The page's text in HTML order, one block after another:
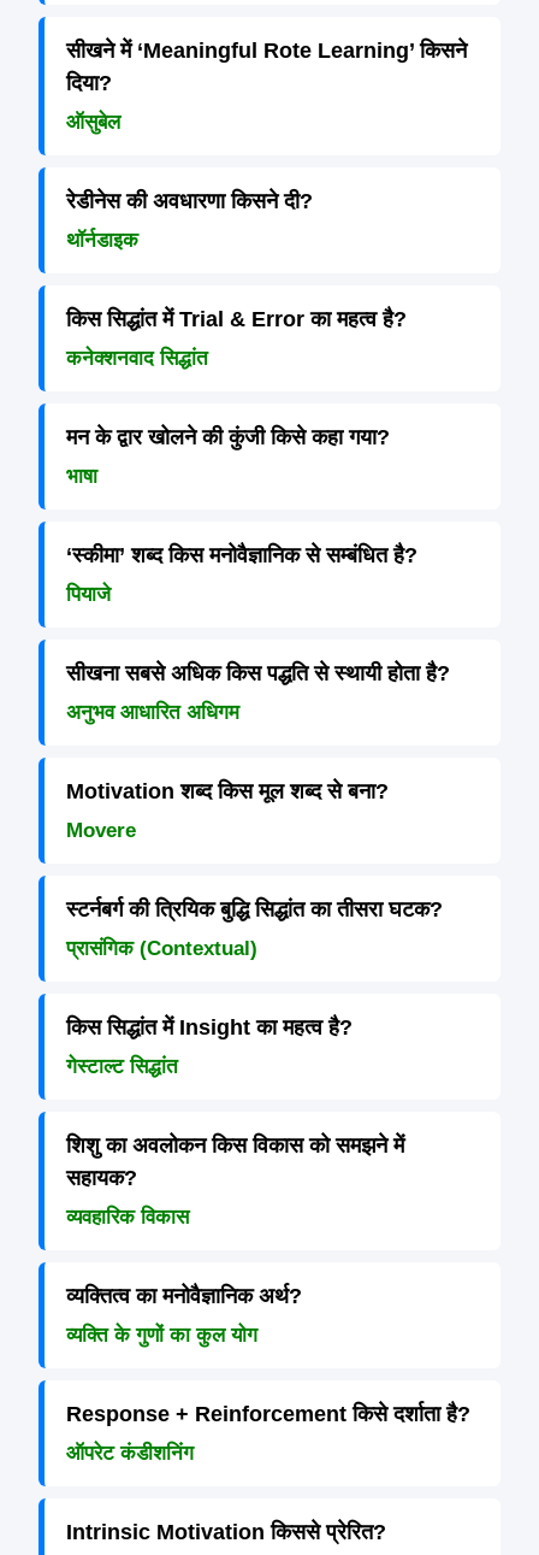
सीखने में ‘Meaningful Rote Learning’ किसने
दिया?
ऑसुबेल
रेडीनेस की अवधारणा किसने दी?
थॉर्नडाइक
किस सिद्धांत में Trial & Error का महत्व है?
कनेक्शनवाद सिद्धांत
मन के द्वार खोलने की कुंजी किसे कहा गया?
भाषा
‘स्कीमा’ शब्द किस मनोवैज्ञानिक से सम्बंधित है?
पियाजे
सीखना सबसे अधिक किस पद्धति से स्थायी होता है?
अनुभव आधारित अधिगम
Motivation शब्द किस मूल शब्द से बना?
Movere
स्टर्नबर्ग की त्रियिक बुद्धि सिद्धांत का तीसरा घटक?
प्रासंगिक (Contextual)
किस सिद्धांत में Insight का महत्व है?
गेस्टाल्ट सिद्धांत
शिशु का अवलोकन किस विकास को समझने में
सहायक?
व्यवहारिक विकास
व्यक्तित्व का मनोवैज्ञानिक अर्थ?
व्यक्ति के गुणों का कुल योग
Response + Reinforcement किसे दर्शाता है?
ऑपरेट कंडीशनिंग
Intrinsic Motivation किससे प्रेरित?